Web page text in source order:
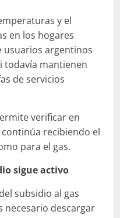
y el
en los hogares
usuarios argentinos
todavía mantienen
de servicios
verificar en
recibiendo el
para el gas.
sigue activo
subsidio al gas
necesario descargar